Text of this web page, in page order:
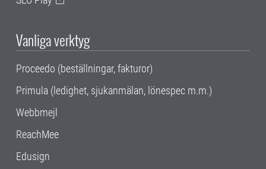
Vanliga verktyg
Proceedo (beställningar, fakturor)
Primula (ledighet, sjukanmälan, lönespec m.m.)
Webbmejl
ReachMee
Edusign